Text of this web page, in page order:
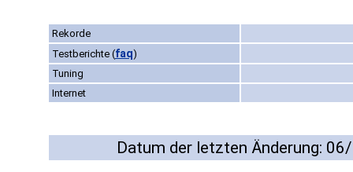
Rekorde
Testberichte (faq)
Tuning
Internet
Datum der letzten Änderung: